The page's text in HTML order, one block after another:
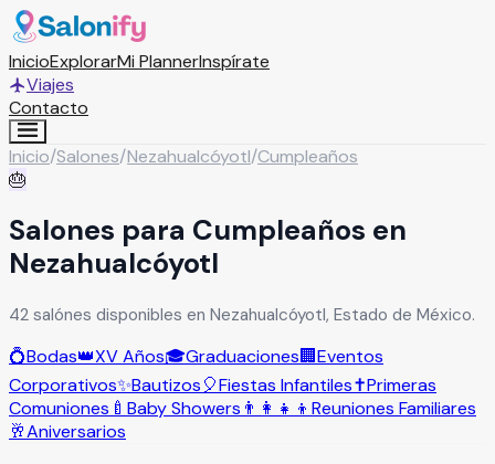
InicioExplorarMi PlannerInspírate
Viajes
Contacto
Inicio/Salones/Nezahualcóyotl/Cumpleaños
🎂
Salones para Cumpleaños en
Nezahualcóyotl
42 salónes disponibles en Nezahualcóyotl, Estado de México.
💍Bodas👑XV Años🎓Graduaciones🏢Eventos
Corporativos✨Bautizos🎈Fiestas Infantiles✝️Primeras
Comuniones 🍼 Baby Showers 👨‍👩‍👧‍👦 Reuniones Familiares
🥂Aniversarios